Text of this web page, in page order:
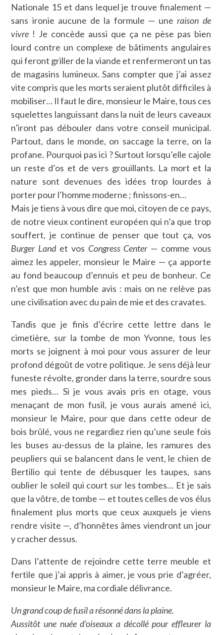
Nationale 15 et dans lequel je trouve finalement —
sans ironie aucune de la formule — uneraison de
vivre ! Je concède aussi que ça ne pèse pas bien
lourd contre un complexe de bâtiments angulaires
qui feront griller de la viande et renfermeront un tas
de magasins lumineux. Sans compter que j’ai assez
vite compris que les morts seraient plutôt difficiles à
mobiliser… Il faut le dire, monsieur le Maire, tous ces
squelettes languissant dans la nuit de leurs caveaux
n’iront pas débouler dans votre conseil municipal.
Partout, dans le monde, on saccage la terre, on la
profane. Pourquoi pas ici ? Surtout lorsqu’elle cajole
un reste d’os et de vers grouillants. La mort et la
nature sont devenues des idées trop lourdes à
porter pour l’homme moderne ; finissons-en…
Mais je tiens à vous dire que moi, citoyen de ce pays,
de notre vieux continent européen qui n’a que trop
souffert, je continue de penser que tout ça, vos
Burger Landet vos Congress Center— comme vous
aimez les appeler, monsieur le Maire — ça apporte
au fond beaucoup d’ennuis et peu de bonheur. Ce
n’est que mon humble avis : mais on ne relève pas
une civilisation avec du pain de mie et des cravates.
Tandis que je finis d’écrire cette lettre dans le
cimetière, sur la tombe de mon Yvonne, tous les
morts se joignent à moi pour vous assurer de leur
profond dégoût de votre politique. Je sens déjà leur
funeste révolte, gronder dans la terre, sourdre sous
mes pieds… Si je vous avais pris en otage, vous
menaçant de mon fusil, je vous aurais amené ici,
monsieur le Maire, pour que dans cette odeur de
bois brûlé, vous ne regardiez rien qu’une seule fois
les buses au-dessus de la plaine, les ramures des
peupliers qui se balancent dans le vent, le chien de
Bertilio qui tente de débusquer les taupes, sans
oublier le soleil qui court sur les tombes… Et je sais
que la vôtre, de tombe — et toutes celles de vos élus
finalement plus morts que ceux auxquels je viens
rendre visite —, d’honnêtes âmes viendront un jour
y cracher dessus.
Dans l’attente de rejoindre cette terre meuble et
fertile que j’ai appris à aimer, je vous prie d’agréer,
monsieur le Maire, ma cordiale délivrance.
Un grand coup de fusil a résonné dans la plaine.
Aussitôt une nuée d’oiseaux a décollé pour effleurer la